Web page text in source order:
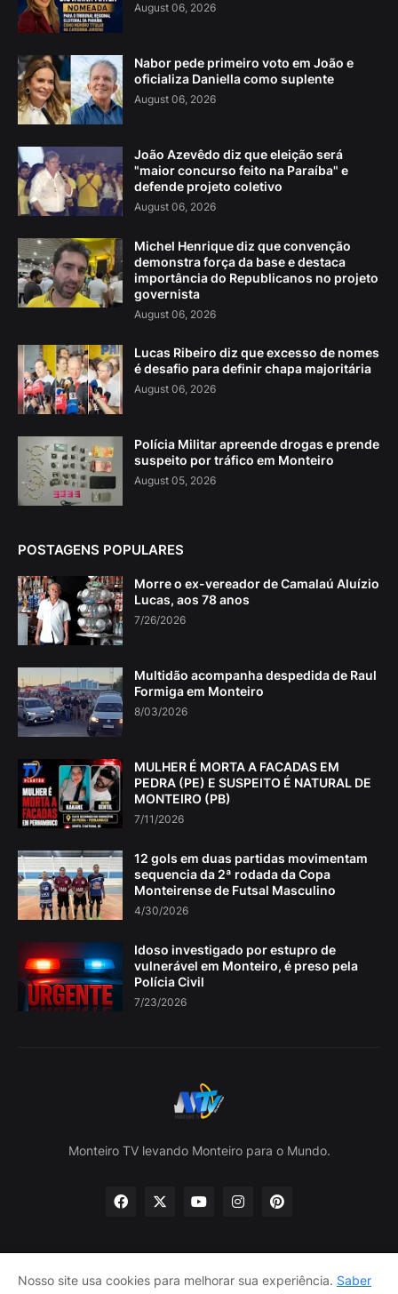
August 06, 2026
Nabor pede primeiro voto em João e
oficializa Daniella como suplente
August 06, 2026
João Azevêdo diz que eleição será
"maior concurso feito na Paraíba" e
defende projeto coletivo
August 06, 2026
Michel Henrique diz que convenção
demonstra força da base e destaca
importância do Republicanos no projeto
governista
August 06, 2026
Lucas Ribeiro diz que excesso de nomes
é desafio para definir chapa majoritária
August 06, 2026
Polícia Militar apreende drogas e prende
suspeito por tráfico em Monteiro
August 05, 2026
POSTAGENS POPULARES
Morre o ex-vereador de Camalaú Aluízio
Lucas, aos 78 anos
7/26/2026
Multidão acompanha despedida de Raul
Formiga em Monteiro
8/03/2026
MULHER É MORTA A FACADAS EM
PEDRA (PE) E SUSPEITO É NATURAL DE
MONTEIRO (PB)
7/11/2026
12 gols em duas partidas movimentam
sequencia da 2ª rodada da Copa
Monteirense de Futsal Masculino
4/30/2026
Idoso investigado por estupro de
vulnerável em Monteiro, é preso pela
Polícia Civil
7/23/2026
Monteiro TV levando Monteiro para o Mundo.
Home Sobre nós política de Privacidade
Nosso site usa cookies para melhorar sua experiência. Saber